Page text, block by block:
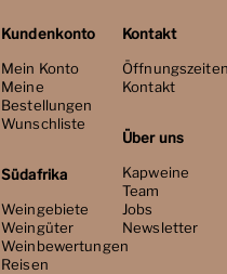
Kundenkonto
Mein Konto
Meine
Bestellungen
Wunschliste
Südafrika
Weingebiete
Weingüter
Weinbewertungen
Reisen
Kontakt
Kontakt
Über uns
Kapweine
Team
Jobs
Newsletter